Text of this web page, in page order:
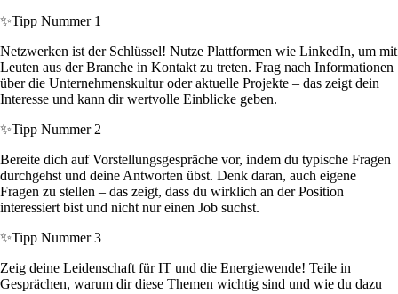
✨Tipp Nummer 1
Netzwerken ist der Schlüssel! Nutze Plattformen wie LinkedIn, um mit
Leuten aus der Branche in Kontakt zu treten. Frag nach Informationen
über die Unternehmenskultur oder aktuelle Projekte – das zeigt dein
Interesse und kann dir wertvolle Einblicke geben.
✨Tipp Nummer 2
Bereite dich auf Vorstellungsgespräche vor, indem du typische Fragen
durchgehst und deine Antworten übst. Denk daran, auch eigene
Fragen zu stellen – das zeigt, dass du wirklich an der Position
interessiert bist und nicht nur einen Job suchst.
✨Tipp Nummer 3
Zeig deine Leidenschaft für IT und die Energiewende! Teile in
Gesprächen, warum dir diese Themen wichtig sind und wie du dazu